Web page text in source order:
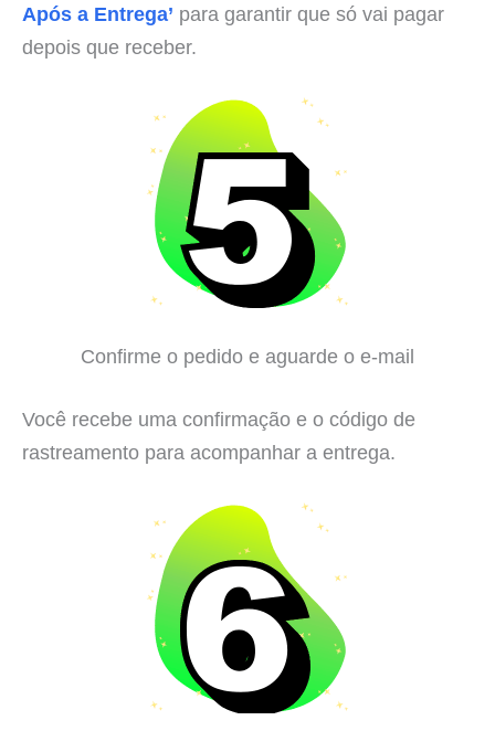
Após a Entrega’ para garantir que só vai pagar
depois que receber.
Confirme o pedido e aguarde o e-mail
Você recebe uma confirmação e o código de
rastreamento para acompanhar a entrega.